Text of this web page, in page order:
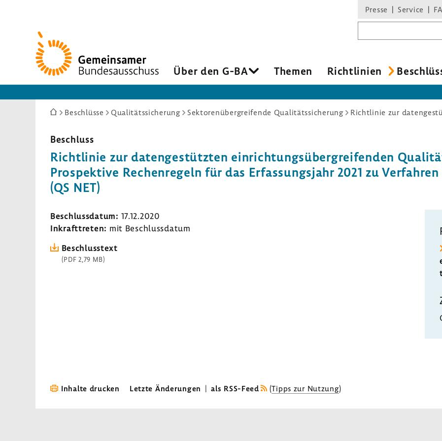
Zur
Startseite
Presse Service
Über den G-BA Themen Richt­li­nien
Sie
hier:
Beschlüsse Qualitätssicherung Sektorenübergreifende Qualitätssicherung
Beschluss
Richt­linie zur daten­ge­stützten einrich­tungs­über­grei­fenden
Prospek­tive Rechen­re­geln für das Erfas­sungs­jahr 2021 zu Verfahren
(QS NET)
Beschluss­datum: 17.12.2020
Inkraft­treten: mit Beschluss­datum
Beschluss­text
(PDF 2,79 MB)
Inhalte drucken Letzte Änderungen | als RSS-Feed (Tipps zur Nutzung)